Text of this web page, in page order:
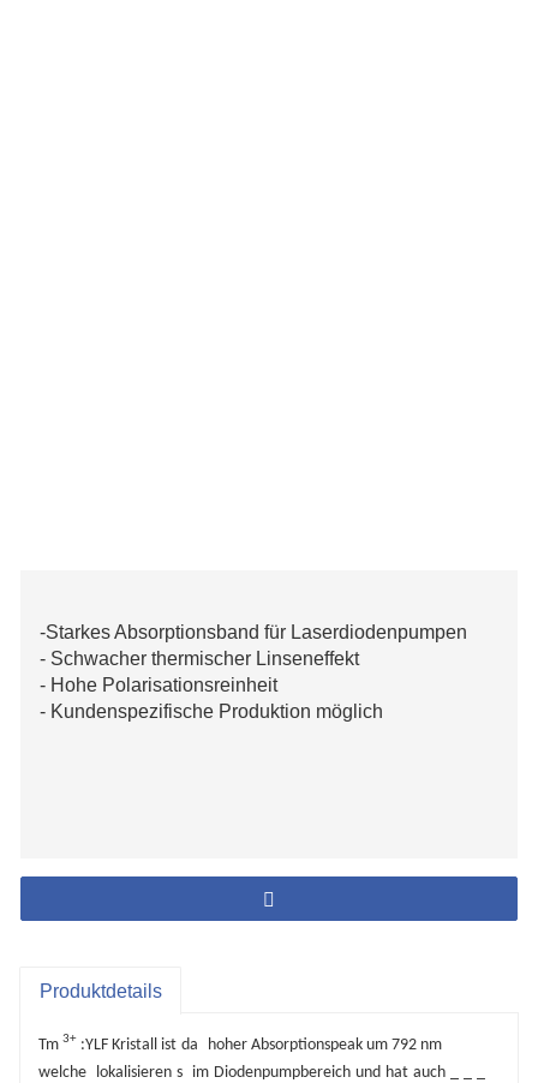
-Starkes Absorptionsband für Laserdiodenpumpen
- Schwacher thermischer Linseneffekt
- Hohe Polarisationsreinheit
- Kundenspezifische Produktion möglich
Produktdetails
Tm 3+ :YLF Kristall ist da
hoher Absorptionspeak um 792 nm
welche
lokalisieren s im Diodenpumpbereich und hat auch